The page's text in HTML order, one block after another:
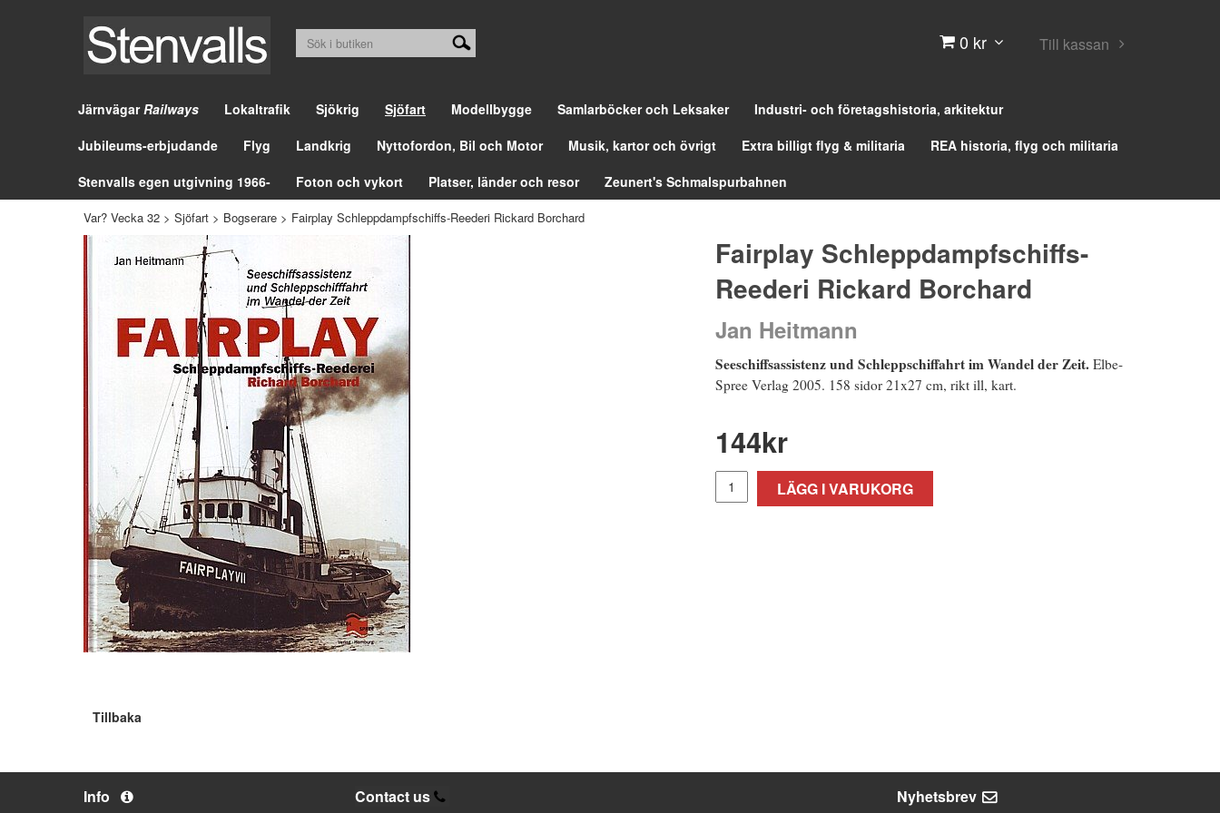
0 kr Till kassan
JärnvägarRailways Lokaltrafik Sjökrig Sjöfart Modellbygge Samlarböcker och Leksaker
Industri- och företagshistoria, arkitektur
Jubileums-erbjudande
Flyg Landkrig Nyttofordon, Bil och Motor Musik, kartor och övrigt Extra billigt flyg & militaria
REA historia, flyg och militaria
Stenvalls egen utgivning 1966-
Foton och vykort Platser, länder och resor Zeunert's Schmalspurbahnen
Var? Vecka 32 > Sjöfart > Bogserare > Fairplay Schleppdampfschiffs-Reederi Rickard Borchard
Fairplay Schleppdampfschiffs-
Reederi Rickard Borchard
Jan Heitmann
Seeschiffsassistenz und Schleppschiffahrt im Wandel der Zeit. Elbe-
Spree Verlag 2005. 158 sidor 21x27 cm, rikt ill, kart.
144kr
LÄGG I VARUKORG
Tillbaka
Info Contact us Nyhetsbrev